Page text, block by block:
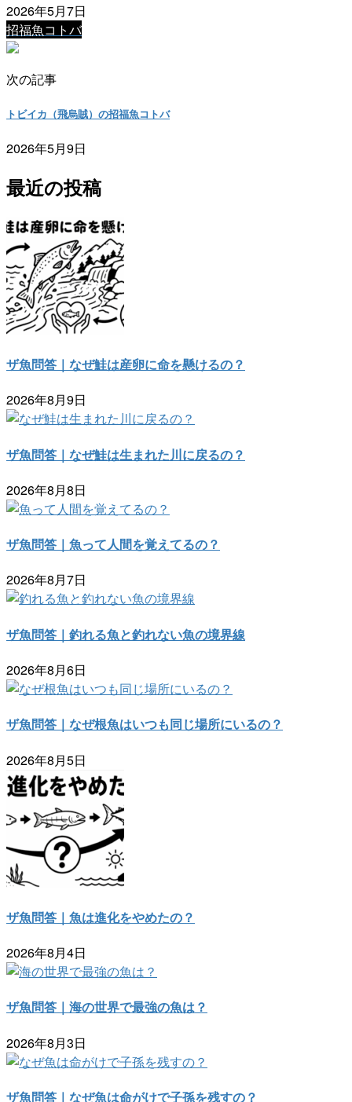
2026年5月7日
招福魚コトバ
次の記事
トビイカ（飛烏賊）の招福魚コトバ
2026年5月9日
最近の投稿
ザ魚問答｜なぜ鮭は産卵に命を懸けるの？
2026年8月9日
ザ魚問答｜なぜ鮭は生まれた川に戻るの？
2026年8月8日
ザ魚問答｜魚って人間を覚えてるの？
2026年8月7日
ザ魚問答｜釣れる魚と釣れない魚の境界線
2026年8月6日
ザ魚問答｜なぜ根魚はいつも同じ場所にいるの？
2026年8月5日
ザ魚問答｜魚は進化をやめたの？
2026年8月4日
ザ魚問答｜海の世界で最強の魚は？
2026年8月3日
ザ魚問答｜なぜ魚は命がけで子孫を残すの？